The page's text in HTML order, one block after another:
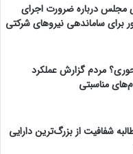
مجلس درباره ضرورت اجرای
برای ساماندهی نیروهای شرکتی
مردم گزارش عملکرد
مناسبتی
شفافیت از بزرگ‌ترین دارایی